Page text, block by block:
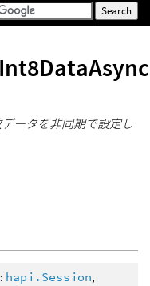
ータを非同期で設定し
: hapi.Session,